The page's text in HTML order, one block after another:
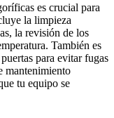
es crucial para
la limpieza
la revisión de los
También es
para evitar fugas
mantenimiento
tu equipo se